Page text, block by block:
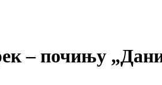
– почињу